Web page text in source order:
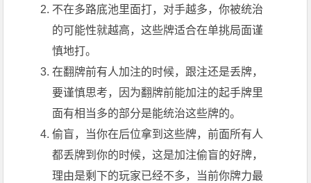
不在多路底池里面打，对手越多，你被统治
的可能性就越高，这些牌适合在单挑局面谨
慎地打。
在翻牌前有人加注的时候，跟注还是丢牌，
要谨慎思考，因为翻牌前能加注的起手牌里
面有相当多的部分是能统治这些牌的。
偷盲，当你在后位拿到这些牌，前面所有人
都丢牌到你的时候，这是加注偷盲的好牌，
理由是剩下的玩家已经不多，当前你牌力最